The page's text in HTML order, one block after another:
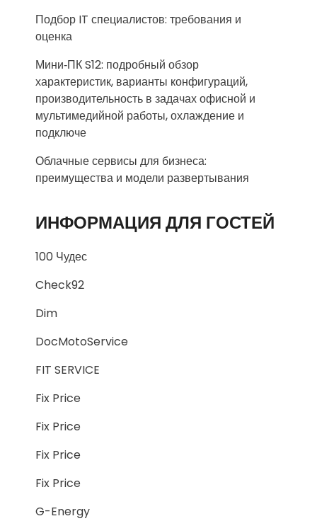
Подбор IT специалистов: требования и
оценка
Мини‑ПК S12: подробный обзор
характеристик, варианты конфигураций,
производительность в задачах офисной и
мультимедийной работы, охлаждение и
подключе
Облачные сервисы для бизнеса:
преимущества и модели развертывания
ИНФОРМАЦИЯ ДЛЯ ГОСТЕЙ
100 Чудес
Check92
Dim
DocMotoService
FIT SERVICE
Fix Price
Fix Price
Fix Price
Fix Price
G-Energy